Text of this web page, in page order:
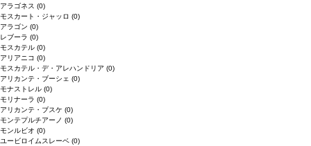
アラゴネス (0)
モスカート・ジャッロ (0)
アラゴン (0)
レブーラ (0)
モスカテル (0)
アリアニコ (0)
モスカテル・デ・アレハンドリア (0)
アリカンテ・ブーシェ (0)
モナストレル (0)
モリナーラ (0)
アリカンテ・ブスケ (0)
モンテプルチアーノ (0)
モンルビオ (0)
ユービロイムスレーベ (0)